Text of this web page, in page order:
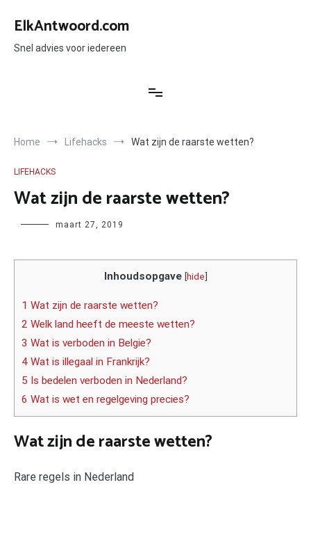
naar
inhoud
ElkAntwoord.com
Snel advies voor iedereen
Home Lifehacks Wat zijn de raarste wetten?
LIFEHACKS
Wat zijn de raarste wetten?
Author maart 27, 2019
Inhoudsopgave [hide]
1 Wat zijn de raarste wetten?
2 Welk land heeft de meeste wetten?
3 Wat is verboden in Belgie?
4 Wat is illegaal in Frankrijk?
5 Is bedelen verboden in Nederland?
6 Wat is wet en regelgeving precies?
Wat zijn de raarste wetten?
Rare regels in Nederland